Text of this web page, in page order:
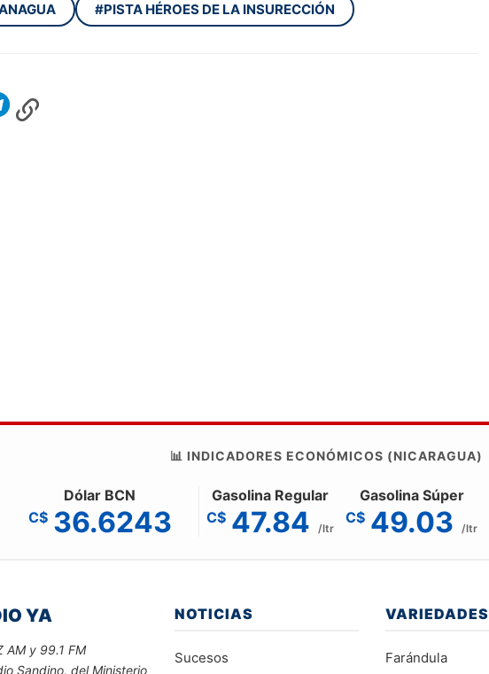
#PISTA HÉROES DE LA INSURECCIÓN
📊 INDICADORES ECONÓMICOS (NICARAGUA)
Dólar BCN
C$ 36.6243
Gasolina Regular
C$ 47.84 /ltr
Gasolina Súper
C$ 49.03 /ltr
YA
AM y 99.1 FM
Sandino, del Ministerio
NOTICIAS
Sucesos
VARIEDADES
Farándula